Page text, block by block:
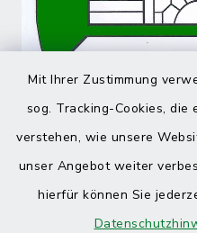
Mit Ihrer Zustimmung
sog. Tracking-Cookies, die
verstehen, wie unsere
unser Angebot weiter
hierfür können Sie